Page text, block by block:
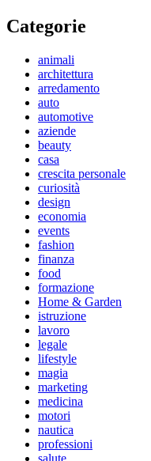
Categorie
animali
architettura
arredamento
auto
automotive
aziende
beauty
casa
crescita personale
curiosità
design
economia
events
fashion
finanza
food
formazione
Home & Garden
istruzione
lavoro
legale
lifestyle
magia
marketing
medicina
motori
nautica
professioni
salute